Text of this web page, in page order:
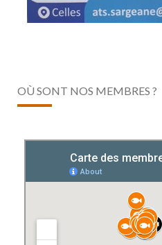
OÙ SONT NOS MEMBRES ?